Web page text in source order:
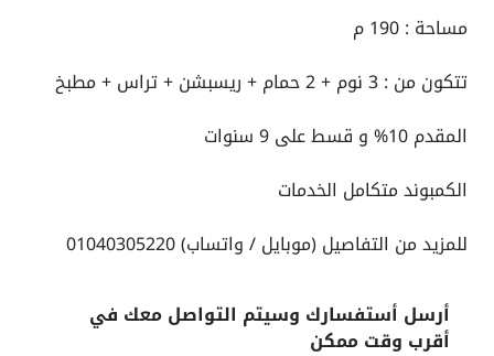
مساحة : 190 م
تتكون من : 3 نوم + 2 حمام + ريسبشن + تراس + مطبخ
المقدم 10% و قسط على 9 سنوات
الكمبوند متكامل الخدمات
للمزيد من التفاصيل (موبايل / واتساب) 01040305220
أرسل أستفسارك وسيتم التواصل معك في
أقرب وقت ممكن